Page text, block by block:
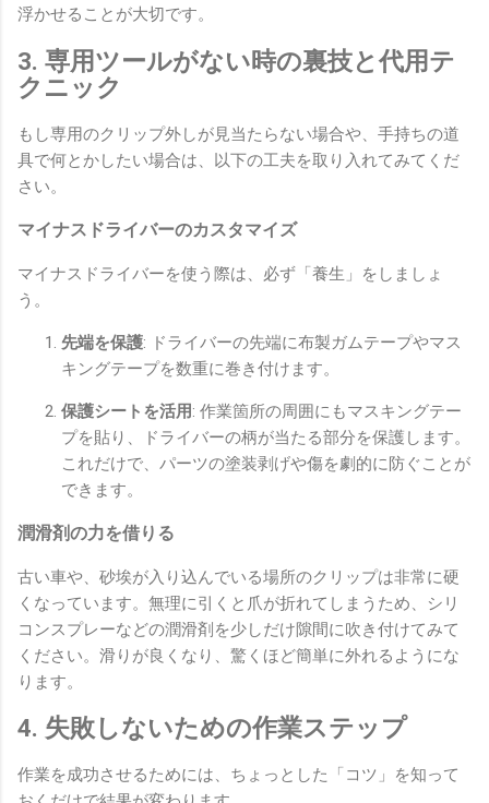
浮かせることが大切です。
3. 専用ツールがない時の裏技と代用テ
クニック
もし専用のクリップ外しが見当たらない場合や、手持ちの道
具で何とかしたい場合は、以下の工夫を取り入れてみてくだ
さい。
マイナスドライバーのカスタマイズ
マイナスドライバーを使う際は、必ず「養生」をしましょ
う。
先端を保護: ドライバーの先端に布製ガムテープやマス
キングテープを数重に巻き付けます。
保護シートを活用: 作業箇所の周囲にもマスキングテー
プを貼り、ドライバーの柄が当たる部分を保護します。
これだけで、パーツの塗装剥げや傷を劇的に防ぐことが
できます。
潤滑剤の力を借りる
古い車や、砂埃が入り込んでいる場所のクリップは非常に硬
くなっています。無理に引くと爪が折れてしまうため、シリ
コンスプレーなどの潤滑剤を少しだけ隙間に吹き付けてみて
ください。滑りが良くなり、驚くほど簡単に外れるようにな
ります。
4. 失敗しないための作業ステップ
作業を成功させるためには、ちょっとした「コツ」を知って